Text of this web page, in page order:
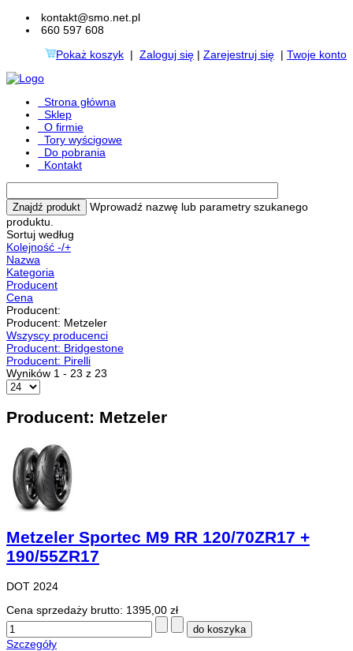
kontakt@smo.net.pl
660 597 608
Pokaż koszyk | Zaloguj się | Zarejestruj się | Twoje konto
Strona główna
Sklep
O firmie
Tory wyścigowe
Do pobrania
Kontakt
Wprowadź nazwę lub parametry szukanego
produktu.
Sortuj według
Kolejność -/+
Nazwa
Kategoria
Producent
Cena
Producent:
Producent: Metzeler
Wszyscy producenci
Producent: Bridgestone
Producent: Pirelli
Wyników 1 - 23 z 23
Producent: Metzeler
Metzeler Sportec M9 RR 120/70ZR17 +
190/55ZR17
DOT 2024
Cena sprzedaży brutto: 1395,00 zł
Szczegóły